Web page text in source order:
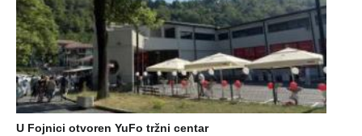
U Fojnici otvoren YuFo tržni centar